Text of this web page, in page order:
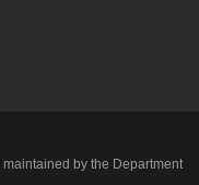
by the Department